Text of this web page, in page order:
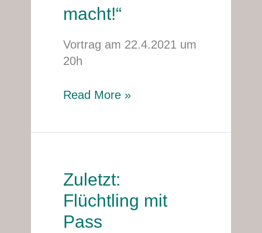
macht!“
Vortrag am 22.4.2021 um
20h
was
Leben
einer
leichter
Read More »
Zuletzt:
Flüchtling mit
Pass
Zuletzt:
Flüchtling
mit
Pass